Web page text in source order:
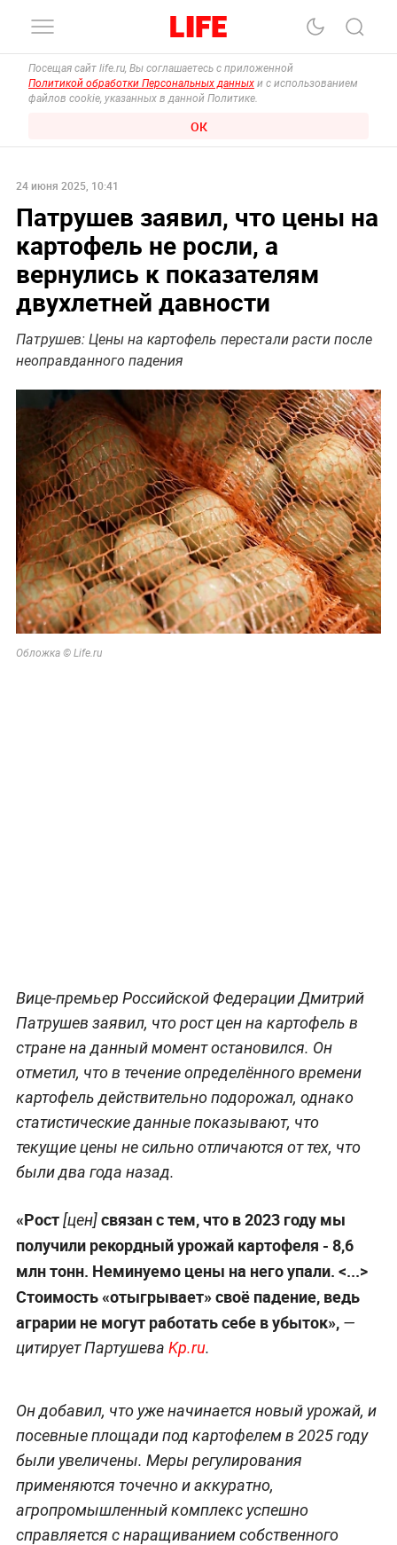
Посещая сайт life.ru, Вы соглашаетесь с приложенной
Политикой обработки Персональных данных и с использованием
файлов cookie, указанных в данной Политике.
ОК
24 июня 2025, 10:41
Патрушев заявил, что цены на
картофель не росли, а
вернулись к показателям
двухлетней давности
Патрушев: Цены на картофель перестали расти после
неоправданного падения
Обложка © Life.ru
Вице-премьер Российской Федерации Дмитрий
Патрушев заявил, что рост цен на картофель в
стране на данный момент остановился. Он
отметил, что в течение определённого времени
картофель действительно подорожал, однако
статистические данные показывают, что
текущие цены не сильно отличаются от тех, что
были два года назад.
«Рост[цен]связан с тем, что в 2023 году мы
получили рекордный урожай картофеля - 8,6
млн тонн. Неминуемо цены на него упали. <...>
Стоимость «отыгрывает» своё падение, ведь
аграрии не могут работать себе в убыток», —
цитирует Партушева Kp.ru.
Он добавил, что уже начинается новый урожай, и
посевные площади под картофелем в 2025 году
были увеличены. Меры регулирования
применяются точечно и аккуратно,
агропромышленный комплекс успешно
справляется с наращиванием собственного